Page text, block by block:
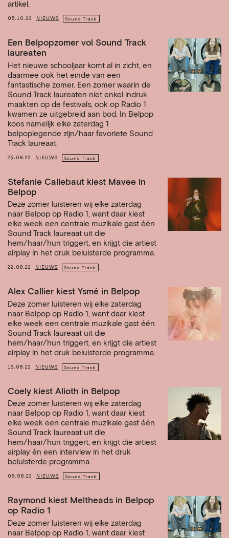
artikel.
05.10.22 NIEUWS Sound Track
Een Belpopzomer vol Sound Track
laureaten
Het nieuwe schooljaar komt al in zicht, en
daarmee ook het einde van een
fantastische zomer. Een zomer waarin de
Sound Track laureaten niet enkel indruk
maakten op de festivals, ook op Radio 1
kwamen ze uitgebreid aan bod. In Belpop
koos namelijk elke zaterdag 1
belpoplegende zijn/haar favoriete Sound
Track laureaat.
29.08.22 NIEUWS Sound Track
Stefanie Callebaut kiest Mavee in
Belpop
Deze zomer luisteren wij elke zaterdag
naar Belpop op Radio 1, want daar kiest
elke week een centrale muzikale gast één
Sound Track laureaat uit die
hem/haar/hun triggert, en krijgt die artiest
airplay in het druk beluisterde programma.
22.08.22 NIEUWS Sound Track
Alex Callier kiest Ysmé in Belpop
Deze zomer luisteren wij elke zaterdag
naar Belpop op Radio 1, want daar kiest
elke week een centrale muzikale gast één
Sound Track laureaat uit die
hem/haar/hun triggert, en krijgt die artiest
airplay in het druk beluisterde programma.
16.08.22 NIEUWS Sound Track
Coely kiest Alioth in Belpop
Deze zomer luisteren wij elke zaterdag
naar Belpop op Radio 1, want daar kiest
elke week een centrale muzikale gast één
Sound Track laureaat uit die
hem/haar/hun triggert, en krijgt die artiest
airplay én een interview in het druk
beluisterde programma.
08.08.22 NIEUWS Sound Track
Raymond kiest Meltheads in Belpop
op Radio 1
Deze zomer luisteren wij elke zaterdag
naar Belpop op Radio 1, want daar kiest